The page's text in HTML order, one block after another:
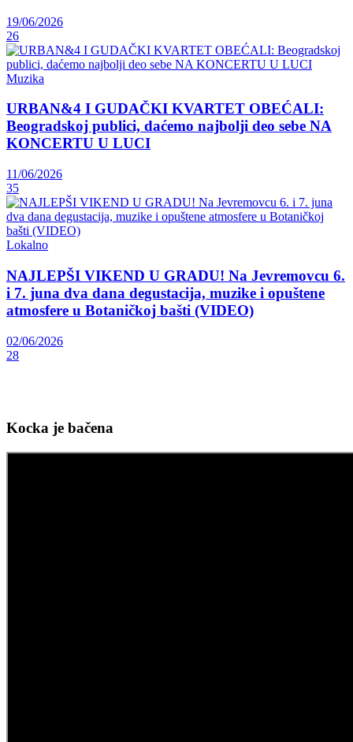
19/06/2026
26
Muzika
URBAN&4 I GUDAČKI KVARTET OBEĆALI:
Beogradskoj publici, daćemo najbolji deo sebe NA
KONCERTU U LUCI
11/06/2026
35
Lokalno
NAJLEPŠI VIKEND U GRADU! Na Jevremovcu 6.
i 7. juna dva dana degustacija, muzike i opuštene
atmosfere u Botaničkoj bašti (VIDEO)
02/06/2026
28
Kocka je bačena